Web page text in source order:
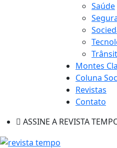
Saúde
Montes
Coluna
Revistas
Contato
ASSINE A REVISTA